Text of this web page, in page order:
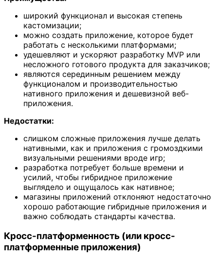
широкий функционал и высокая степень
кастомизации;
можно создать приложение, которое будет
работать с несколькими платформами;
удешевляют и ускоряют разработку MVP или
несложного готового продукта для заказчиков;
являются серединным решением между
функционалом и производительностью
нативного приложения и дешевизной веб-
приложения.
Недостатки:
слишком сложные приложения лучше делать
нативными, как и приложения с громоздкими
визуальными решениями вроде игр;
разработка потребует больше времени и
усилий, чтобы гибридное приложение
выглядело и ощущалось как нативное;
магазины приложений отклоняют недостаточно
хорошо работающие гибридные приложения и
важно соблюдать стандарты качества.
Кросс-платформенность (или кросс-
платформенные приложения)